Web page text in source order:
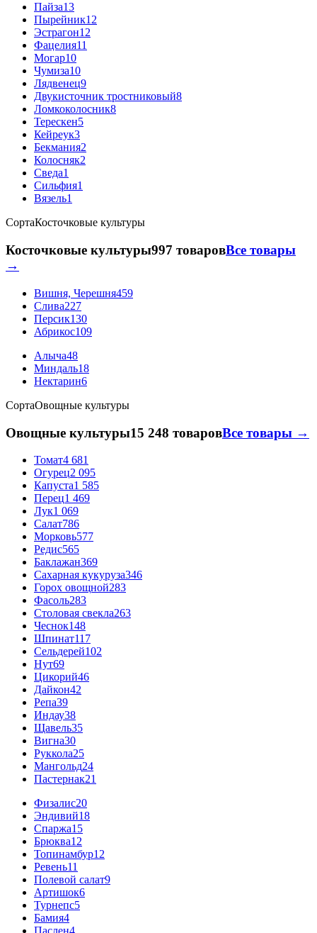
Пайза13
Пырейник12
Эстрагон12
Фацелия11
Могар10
Чумиза10
Лядвенец9
Двукисточник тростниковый8
Ломкоколосник8
Терескен5
Кейреук3
Бекмания2
Колосняк2
Сведа1
Сильфия1
Вязель1
СортаКосточковые культуры
Косточковые культуры997 товаровВсе товары
→
Вишня, Черешня459
Слива227
Персик130
Абрикос109
Алыча48
Миндаль18
Нектарин6
СортаОвощные культуры
Овощные культуры15 248 товаровВсе товары →
Томат4 681
Огурец2 095
Капуста1 585
Перец1 469
Лук1 069
Салат786
Морковь577
Редис565
Баклажан369
Сахарная кукуруза346
Горох овощной283
Фасоль283
Столовая свекла263
Чеснок148
Шпинат117
Сельдерей102
Нут69
Цикорий46
Дайкон42
Репа39
Индау38
Щавель35
Вигна30
Руккола25
Мангольд24
Пастернак21
Физалис20
Эндивий18
Спаржа15
Брюква12
Топинамбур12
Ревень11
Полевой салат9
Артишок6
Турнепс5
Бамия4